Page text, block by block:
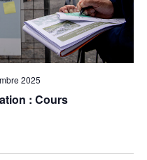
: Cours
2025